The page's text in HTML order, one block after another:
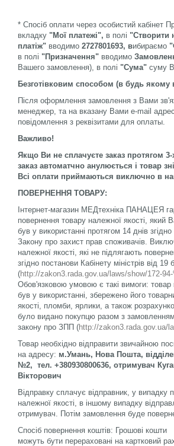
* Спосіб оплати через особистий кабінет
вкладку "Мої платежі", в полі "Створити
платіж" вводимо 2727801693, вибираємо
в полі "Призначення" вводимо
Вашего замовлення), в полі "Сума" суму
Безготівковим способом (в будь якому
Після оформлення замовлення з Вами
менеджер, та на вказану Вами e-mail
повідомлення з реквізитами для оплаты.
Важливо!
Якщо Ви не сплачуєте заказ протягом 3-
заказ автоматчно анулюється і товар
Всі оплати приймаються виключно в
ПОВЕРНЕННЯ ТОВАРУ:
Інтернет-магазин МЕДтехніка ПАНАЦЕЯ
повернення товару належної якості, який
був у використанні протягом 14 днів згідно
Закону про захист прав споживачів.
належної якості, які не підлягають
згідно постанови Кабінету міністрів від
(http://zakon3.rada.gov.ua/laws/show/172-
Обов'язковою умовою є такі вимоги: товар
був у використанні, збережено його
якості, пломби, ярлики, а також
було видано покупцю разом з
закону про ЗПП (http://zakon3.rada.gov.ua/
Товар необхідно відправити звичайною
на адресу: м.Умань, Нова Пошта,
№2, тел. +380930800636, отримувач
Вікторович
Відправку сплачує відправник, у випадку
належної якості, в іншому випадку
отримувач. Потім замовлення буде
Спосіб повернення коштів: Грошові кошти
можуть бути перераховані на картковий